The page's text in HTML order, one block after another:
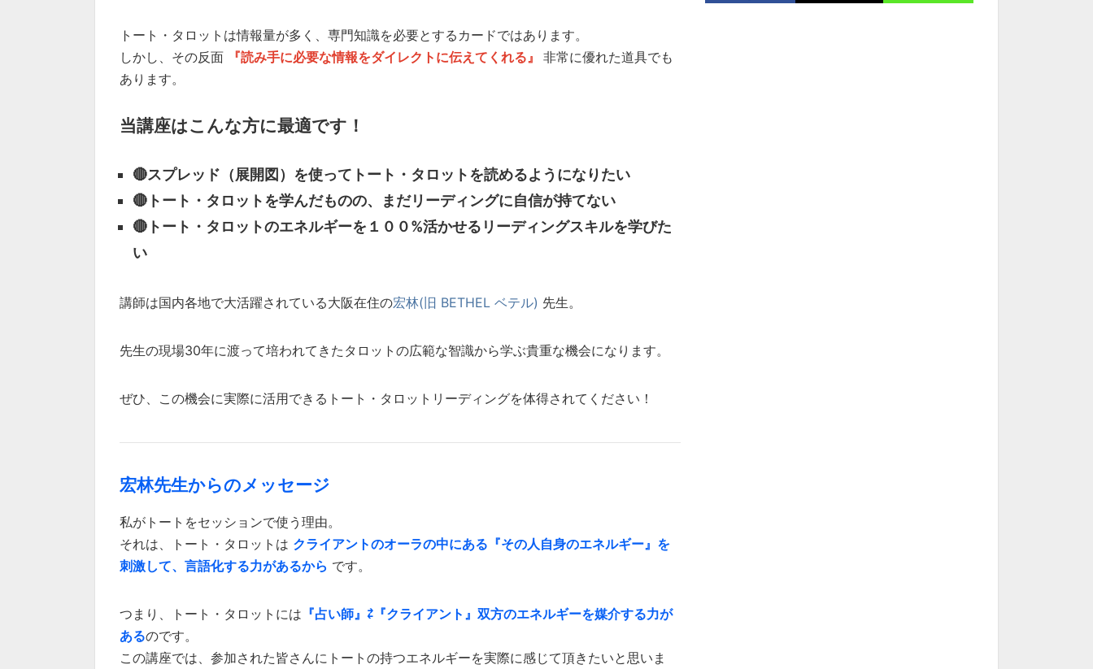
トート・タロットは情報量が多く、専門知識を必要とするカードではあります。
しかし、その反面
『読み手に必要な情報をダイレクトに伝えてくれる』 非常に優れた道具でも
あります。
当講座はこんな方に最適です！
🔴スプレッド（展開図）を使ってトート・タロットを読めるようになりたい
🔴トート・タロットを学んだものの、まだリーディングに自信が持てない
🔴トート・タロットのエネルギーを１００%活かせるリーディングスキルを学びた
い
講師は国内各地で大活躍されている大阪在住の宏林(旧 BETHEL ベテル) 先生。
先生の現場30年に渡って培われてきたタロットの広範な智識から学ぶ貴重な機会になります。
ぜひ、この機会に実際に活用できるトート・タロットリーディングを体得されてください！
宏林先生からのメッセージ
私がトートをセッションで使う理由。
それは、トート・タロットは クライアントのオーラの中にある『その人自身のエネルギー』を
刺激して、言語化する力があるから です。
つまり、トート・タロットには 『占い師』⇄『クライアント』双方のエネルギーを媒介する力が
あるのです。
この講座では、参加された皆さんにトートの持つエネルギーを実際に感じて頂きたいと思いま